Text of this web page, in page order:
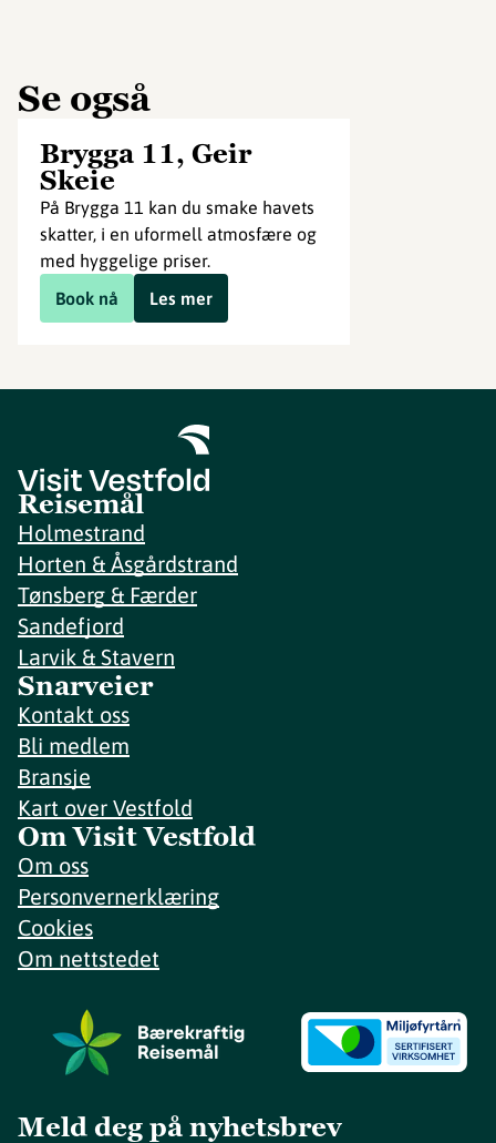
Se også
Brygga 11, Geir
Skeie
På Brygga 11 kan du smake havets
skatter, i en uformell atmosfære og
med hyggelige priser.
Book nå
Les mer
Reisemål
Holmestrand
Horten & Åsgårdstrand
Tønsberg & Færder
Sandefjord
Larvik & Stavern
Snarveier
Kontakt oss
Bli medlem
Bransje
Kart over Vestfold
Om Visit Vestfold
Om oss
Personvernerklæring
Cookies
Om nettstedet
Meld deg på nyhetsbrev